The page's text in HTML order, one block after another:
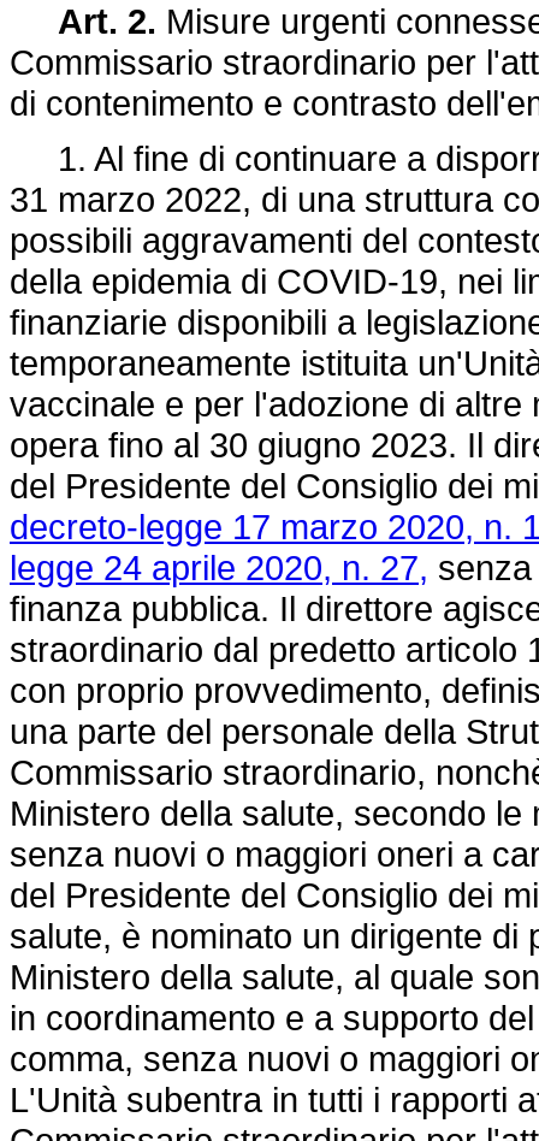
Art. 2. Misure urgenti
Commissario straordinario per
di contenimento e contrasto
1. Al fine di continuare a
31 marzo 2022, di una struttura
possibili aggravamenti del
della epidemia di COVID-19, nei
finanziarie disponibili a
temporaneamente istituita
vaccinale e per l'adozione di
opera fino al 30 giugno 2023. Il
del Presidente del Consiglio dei
decreto-legge 17 marzo 2020, n.
legge 24 aprile 2020, n. 27,
finanza pubblica. Il direttore
straordinario dal predetto articolo
con proprio provvedimento,
una parte del personale della
Commissario straordinario,
Ministero della salute, secondo
senza nuovi o maggiori oneri a
del Presidente del Consiglio dei
salute, è nominato un dirigente
Ministero della salute, al quale
in coordinamento e a supporto
comma, senza nuovi o maggiori
L'Unità subentra in tutti i rapporti